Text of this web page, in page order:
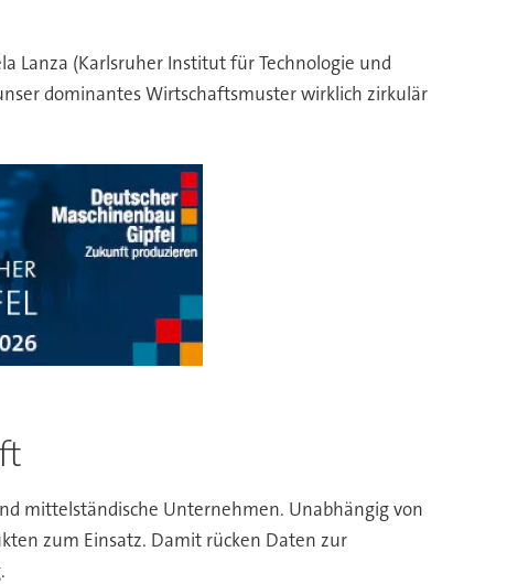
Lanza (Karlsruher Institut für Technologie und
dominantes Wirtschaftsmuster wirklich zirkulär
mittelständische Unternehmen. Unabhängig von
zum Einsatz. Damit rücken Daten zur